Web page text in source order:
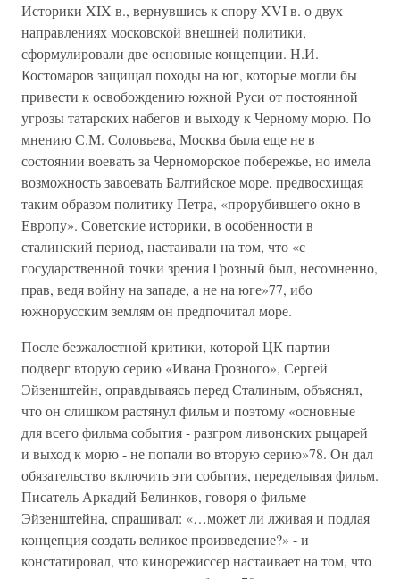
Историки XIX в., вернувшись к спору XVI в. о двух
направлениях московской внешней политики,
сформулировали две основные концепции. Н.И.
Костомаров защищал походы на юг, которые могли бы
привести к освобождению южной Руси от постоянной
угрозы татарских набегов и выходу к Черному морю. По
мнению С.М. Соловьева, Москва была еще не в
состоянии воевать за Черноморское побережье, но имела
возможность завоевать Балтийское море, предвосхищая
таким образом политику Петра, «прорубившего окно в
Европу». Советские историки, в особенности в
сталинский период, настаивали на том, что «с
государственной точки зрения Грозный был, несомненно,
прав, ведя войну на западе, а не на юге»77, ибо
южнорусским землям он предпочитал море.
После безжалостной критики, которой ЦК партии
подверг вторую серию «Ивана Грозного», Сергей
Эйзенштейн, оправдываясь перед Сталиным, объяснял,
что он слишком растянул фильм и поэтому «основные
для всего фильма события - разгром ливонских рыцарей
и выход к морю - не попали во вторую серию»78. Он дал
обязательство включить эти события, переделывая фильм.
Писатель Аркадий Белинков, говоря о фильме
Эйзенштейна, спрашивал: «…может ли лживая и подлая
концепция создать великое произведение?» - и
констатировал, что кинорежиссер настаивает на том, что